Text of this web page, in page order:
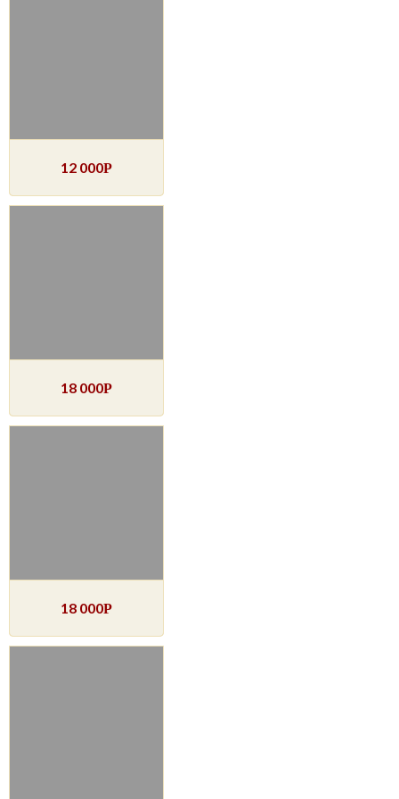
12 000Р
18 000Р
18 000Р